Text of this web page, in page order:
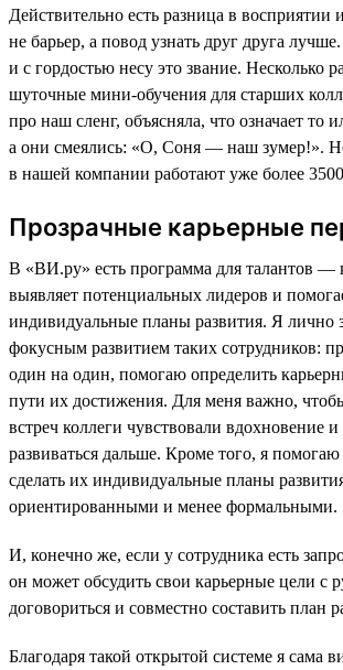
Действительно есть разница в восприятии
не барьер, а повод узнать друг друга
и с гордостью несу это звание. Несколько
шуточные мини-обучения для старших
про наш сленг, объясняла, что означает то
а они смеялись: «О, Соня — наш зумер!».
в нашей компании работают уже более
Прозрачные карьерные
В «ВИ.ру» есть программа для талантов —
выявляет потенциальных лидеров и
индивидуальные планы развития. Я лично
фокусным развитием таких сотрудников:
один на один, помогаю определить
пути их достижения. Для меня важно,
встреч коллеги чувствовали вдохновение
развиваться дальше. Кроме того, я
сделать их индивидуальные планы
ориентированными и менее формальными.
И, конечно же, если у сотрудника есть
он может обсудить свои карьерные цели с
договориться и совместно составить план
Благодаря такой открытой системе я сама